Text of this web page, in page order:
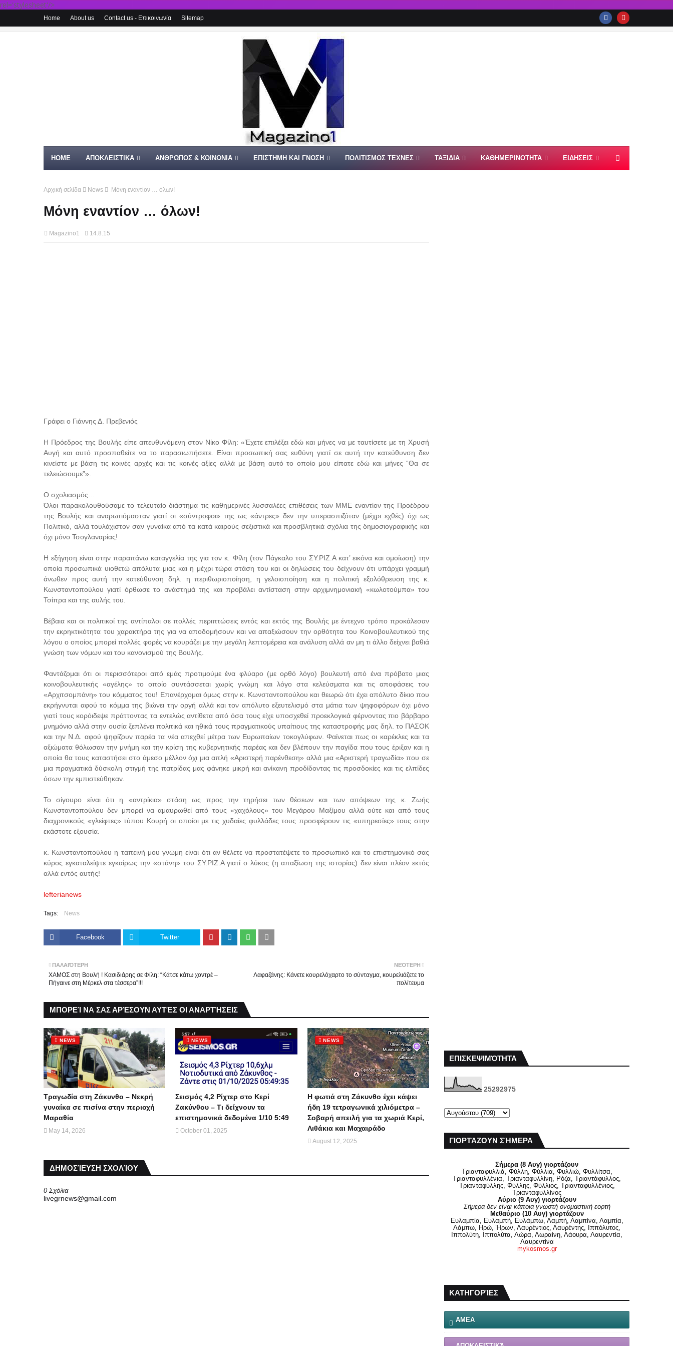
rel='stylesheet'/>
Home About us Contact us - Επικοινωνία Sitemap
HOME ΑΠΟΚΛΕΙΣΤΙΚΑ ΑΝΘΡΩΠΟΣ & ΚΟΙΝΩΝΙΑ ΕΠΙΣΤΗΜΗ ΚΑΙ ΓΝΩΣΗ ΠΟΛΙΤΙΣΜΟΣ ΤΕΧΝΕΣ ΤΑΞΙΔΙΑ ΚΑΘΗΜΕΡΙΝΟΤΗΤΑ ΕΙΔΗΣΕΙΣ
Αρχική σελίδα News Μόνη εναντίον … όλων!
Μόνη εναντίον … όλων!
Magazino1 14.8.15
Γράφει ο Γιάννης Δ. Πρεβενιός
Η Πρόεδρος της Βουλής είπε απευθυνόμενη στον Νίκο Φίλη: «Έχετε επιλέξει εδώ και μήνες να με ταυτίσετε με τη Χρυσή
Αυγή και αυτό προσπαθείτε να το παρασιωπήσετε. Είναι προσωπική σας ευθύνη γιατί σε αυτή την κατεύθυνση δεν
κινείστε με βάση τις κοινές αρχές και τις κοινές αξίες αλλά με βάση αυτό το οποίο μου είπατε εδώ και μήνες “Θα σε
τελειώσουμε”».
Ο σχολιασμός…
Όλοι παρακολουθούσαμε το τελευταίο διάστημα τις καθημερινές λυσσαλέες επιθέσεις των ΜΜΕ εναντίον της Προέδρου
της Βουλής και αναρωτιόμασταν γιατί οι «σύντροφοι» της ως «άντρες» δεν την υπερασπιζόταν (μέχρι εχθές) όχι ως
Πολιτικό, αλλά τουλάχιστον σαν γυναίκα από τα κατά καιρούς σεξιστικά και προσβλητικά σχόλια της δημοσιογραφικής και
όχι μόνο Τσογλαναρίας!
Η εξήγηση είναι στην παραπάνω καταγγελία της για τον κ. Φίλη (τον Πάγκαλο του ΣΥ.ΡΙΖ.Α κατ’ εικόνα και ομοίωση) την
οποία προσωπικά υιοθετώ απόλυτα μιας και η μέχρι τώρα στάση του και οι δηλώσεις του δείχνουν ότι υπάρχει γραμμή
άνωθεν προς αυτή την κατεύθυνση δηλ. η περιθωριοποίηση, η γελοιοποίηση και η πολιτική εξολόθρευση της κ.
Κωνσταντοπούλου γιατί όρθωσε το ανάστημά της και προβάλει αντίσταση στην αρχιμνημονιακή «κωλοτούμπα» του
Τσίπρα και της αυλής του.
Βέβαια και οι πολιτικοί της αντίπαλοι σε πολλές περιπτώσεις εντός και εκτός της Βουλής με έντεχνο τρόπο προκάλεσαν
την εκρηκτικότητα του χαρακτήρα της για να αποδομήσουν και να απαξιώσουν την ορθότητα του Κοινοβουλευτικού της
λόγου ο οποίος μπορεί πολλές φορές να κουράζει με την μεγάλη λεπτομέρεια και ανάλυση αλλά αν μη τι άλλο δείχνει βαθιά
γνώση των νόμων και του κανονισμού της Βουλής.
Φαντάζομαι ότι οι περισσότεροι από εμάς προτιμούμε ένα φλύαρο (με ορθό λόγο) βουλευτή από ένα πρόβατο μιας
κοινοβουλευτικής «αγέλης» το οποίο συντάσσεται χωρίς γνώμη και λόγο στα κελεύσματα και τις αποφάσεις του
«Αρχιτσομπάνη» του κόμματος του! Επανέρχομαι όμως στην κ. Κωνσταντοπούλου και θεωρώ ότι έχει απόλυτο δίκιο που
εκρήγνυται αφού το κόμμα της βιώνει την οργή αλλά και τον απόλυτο εξευτελισμό στα μάτια των ψηφοφόρων όχι μόνο
γιατί τους κορόιδεψε πράττοντας τα εντελώς αντίθετα από όσα τους είχε υποσχεθεί προεκλογικά φέρνοντας πιο βάρβαρο
μνημόνιο αλλά στην ουσία ξεπλένει πολιτικά και ηθικά τους πραγματικούς υπαίτιους της καταστροφής μας δηλ. το ΠΑΣΟΚ
και την Ν.Δ. αφού ψηφίζουν παρέα τα νέα απεχθεί μέτρα των Ευρωπαίων τοκογλύφων. Φαίνεται πως οι καρέκλες και τα
αξιώματα θόλωσαν την μνήμη και την κρίση της κυβερνητικής παρέας και δεν βλέπουν την παγίδα που τους έριξαν και η
οποία θα τους καταστήσει στο άμεσο μέλλον όχι μια απλή «Αριστερή παρένθεση» αλλά μια «Αριστερή τραγωδία» που σε
μια πραγματικά δύσκολη στιγμή της πατρίδας μας φάνηκε μικρή και ανίκανη προδίδοντας τις προσδοκίες και τις ελπίδες
όσων την εμπιστεύθηκαν.
Το σίγουρο είναι ότι η «αντρίκια» στάση ως προς την τηρήσει των θέσεων και των απόψεων της κ. Ζωής
Κωνσταντοπούλου δεν μπορεί να αμαυρωθεί από τους «χαχόλους» του Μεγάρου Μαξίμου αλλά ούτε και από τους
διαχρονικούς «γλείφτες» τύπου Κουρή οι οποίοι με τις χυδαίες φυλλάδες τους προσφέρουν τις «υπηρεσίες» τους στην
εκάστοτε εξουσία.
κ. Κωνσταντοπούλου η ταπεινή μου γνώμη είναι ότι αν θέλετε να προστατέψετε το προσωπικό και το επιστημονικό σας
κύρος εγκαταλείψτε εγκαίρως την «στάνη» του ΣΥ.ΡΙΖ.Α γιατί ο λύκος (η απαξίωση της ιστορίας) δεν είναι πλέον εκτός
αλλά εντός αυτής!
lefterianews
Tags: News
Facebook Twitter
ΝΕΌΤΕΡΗ
Λαφαζάνης: Κάνετε κουρελόχαρτο το σύνταγμα, κουρελιάζετε το
πολίτευμα
ΠΑΛΑΙΌΤΕΡΗ
ΧΑΜΟΣ στη Βουλή ! Κασιδιάρης σε Φίλη: “Κάτσε κάτω χοντρέ –
Πήγαινε στη Μέρκελ στα τέσσερα”!!!
ΜΠΟΡΕΊ ΝΑ ΣΑΣ ΑΡΈΣΟΥΝ ΑΥΤΈΣ ΟΙ ΑΝΑΡΤΉΣΕΙΣ
NEWS
Τραγωδία στη Ζάκυνθο – Νεκρή
γυναίκα σε πισίνα στην περιοχή
Μαραθία
May 14, 2026
NEWS
Σεισμός 4,2 Ρίχτερ στο Κερί
Ζακύνθου – Τι δείχνουν τα
επιστημονικά δεδομένα 1/10 5:49
October 01, 2025
NEWS
Η φωτιά στη Ζάκυνθο έχει κάψει
ήδη 19 τετραγωνικά χιλιόμετρα –
Σοβαρή απειλή για τα χωριά Κερί,
Λιθάκια και Μαχαιράδο
August 12, 2025
ΔΗΜΟΣΊΕΥΣΗ ΣΧΟΛΊΟΥ
0 Σχόλια
livegrnews@gmail.com
ΕΠΙΣΚΕΨΙΜΌΤΗΤΑ
25292975
ΓΙΟΡΤΆΖΟΥΝ ΣΉΜΕΡΑ
Σήμερα (8 Αυγ) γιορτάζουν
Τριανταφυλλιά, Φύλλη, Φύλλια, Φυλλιώ, Φυλλίτσα,
Τριανταφυλλένια, Τριανταφυλλίνη, Ρόζα, Τριαντάφυλλος,
Τριανταφύλλης, Φύλλης, Φύλλιος, Τριανταφυλλένιος,
Τριανταφυλλίνος
Αύριο (9 Αυγ) γιορτάζουν
Σήμερα δεν είναι κάποια γνωστή ονομαστική εορτή
Μεθαύριο (10 Αυγ) γιορτάζουν
Ευλαμπία, Ευλαμπή, Ευλάμπω, Λαμπή, Λαμπίνα, Λαμπία,
Λάμπω, Ηρώ, Ήρων, Λαυρέντιος, Λαυρέντης, Ιππόλυτος,
Ιππολύτη, Ιππολύτα, Λώρα, Λωραίνη, Λάουρα, Λαυρεντία,
Λαυρεντίνα
mykosmos.gr
ΚΑΤΗΓΟΡΊΕΣ
ΑΜΕΑ